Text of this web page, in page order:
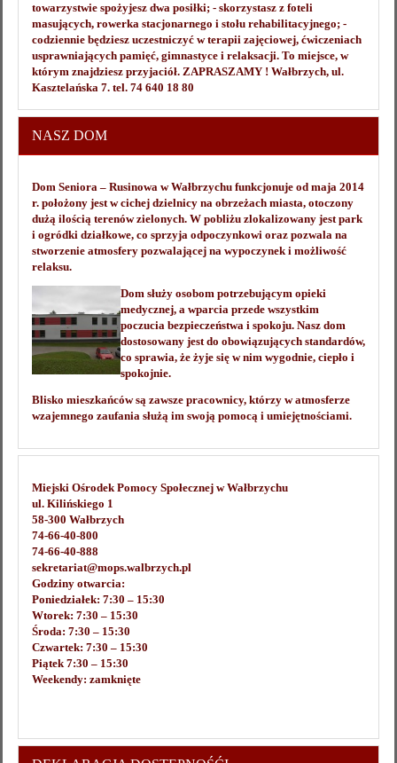
towarzystwie spożyjesz dwa posiłki; - skorzystasz z foteli
masujących, rowerka stacjonarnego i stołu rehabilitacyjnego; -
codziennie będziesz uczestniczyć w terapii zajęciowej, ćwiczeniach
usprawniających pamięć, gimnastyce i relaksacji. To miejsce, w
którym znajdziesz przyjaciół. ZAPRASZAMY ! Wałbrzych, ul.
Kasztelańska 7. tel. 74 640 18 80
NASZ DOM
Dom Seniora – Rusinowa w Wałbrzychu funkcjonuje od maja 2014
r. położony jest w cichej dzielnicy na obrzeżach miasta, otoczony
dużą ilością terenów zielonych. W pobliżu zlokalizowany jest park
i ogródki działkowe, co sprzyja odpoczynkowi oraz pozwala na
stworzenie atmosfery pozwalającej na wypoczynek i możliwość
relaksu.
Dom służy osobom potrzebującym opieki
medycznej, a wparcia przede wszystkim
poczucia bezpieczeństwa i spokoju. Nasz dom
dostosowany jest do obowiązujących standardów,
co sprawia, że żyje się w nim wygodnie, ciepło i
spokojnie.
Blisko mieszkańców są zawsze pracownicy, którzy w atmosferze
wzajemnego zaufania służą im swoją pomocą i umiejętnościami.
Miejski Ośrodek Pomocy Społecznej w Wałbrzychu
ul. Kilińskiego 1
58-300 Wałbrzych
74-66-40-800
74-66-40-888
sekretariat@mops.walbrzych.pl
Godziny otwarcia:
Poniedziałek: 7:30 – 15:30
Wtorek: 7:30 – 15:30
Środa: 7:30 – 15:30
Czwartek: 7:30 – 15:30
Piątek 7:30 – 15:30
Weekendy: zamknięte